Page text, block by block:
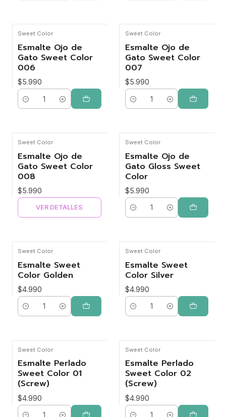
Sweet Color
Esmalte Ojo de
Gato Sweet Color
006
$5.990
Cantidad
Sweet Color
Esmalte Ojo de
Gato Sweet Color
007
$5.990
Cantidad
Sweet Color
Esmalte Ojo de
Gato Sweet Color
008
$5.990
VER DETALLES
Sweet Color
Esmalte Ojo de
Gato Gloss Sweet
Color
$5.990
Cantidad
Sweet Color
Esmalte Sweet
Color Golden
$4.990
Cantidad
Sweet Color
Esmalte Sweet
Color Silver
$4.990
Cantidad
Sweet Color
Esmalte Perlado
Sweet Color 01
(Screw)
$4.990
Sweet Color
Esmalte Perlado
Sweet Color 02
(Screw)
$4.990